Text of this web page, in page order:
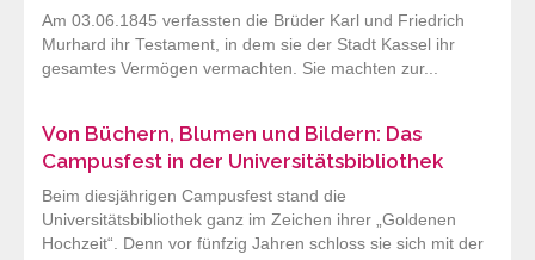
Am 03.06.1845 verfassten die Brüder Karl und Friedrich
Murhard ihr Testament, in dem sie der Stadt Kassel ihr
gesamtes Vermögen vermachten. Sie machten zur...
Von Büchern, Blumen und Bildern: Das
Campusfest in der Universitätsbibliothek
Beim diesjährigen Campusfest stand die
Universitätsbibliothek ganz im Zeichen ihrer „Goldenen
Hochzeit“. Denn vor fünfzig Jahren schloss sie sich mit der